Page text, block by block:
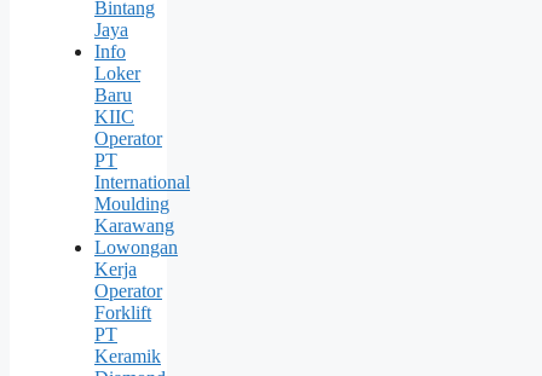
Bintang
Jaya
Info
Loker
Baru
KIIC
Operator
PT
International
Moulding
Karawang
Lowongan
Kerja
Operator
Forklift
PT
Keramik